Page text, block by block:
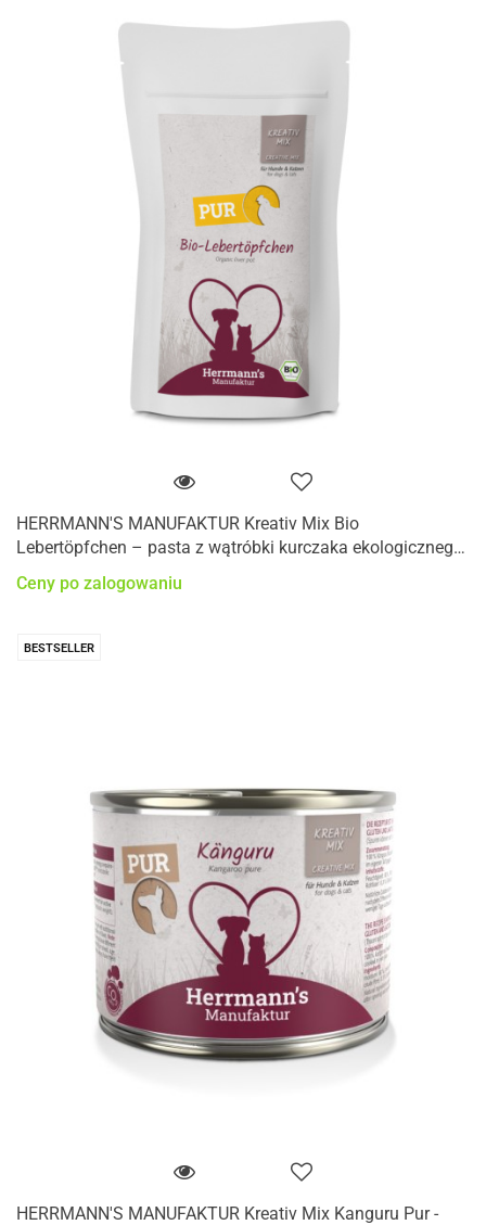
HERRMANN'S MANUFAKTUR Kreativ Mix Bio
Lebertöpfchen – pasta z wątróbki kurczaka ekologicznego
Ceny po zalogowaniu
BESTSELLER
HERRMANN'S MANUFAKTUR Kreativ Mix Kanguru Pur -